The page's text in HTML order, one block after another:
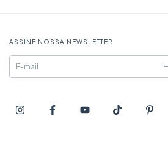
ASSINE NOSSA NEWSLETTER